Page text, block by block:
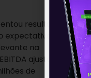
resultados
expectativas e
na
ajustado
de